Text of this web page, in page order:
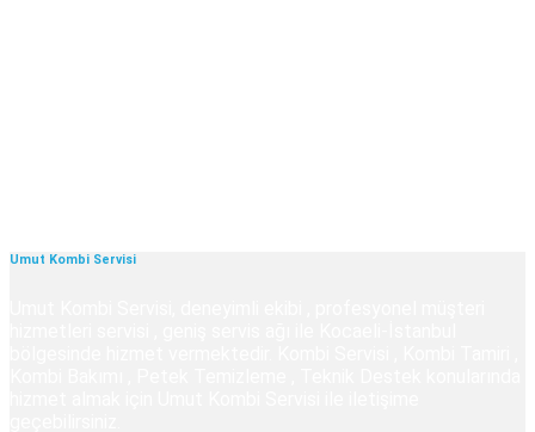
Umut Kombi Servisi